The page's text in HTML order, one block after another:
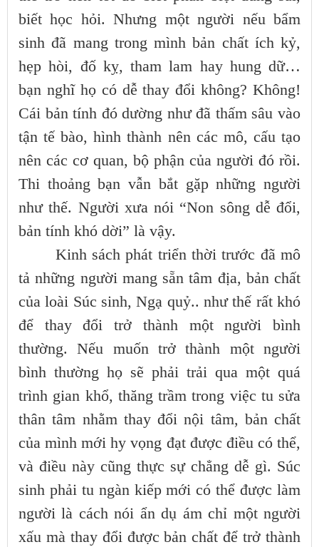
biết học hỏi. Nhưng một người nếu bẩm
sinh đã mang trong mình bản chất ích kỷ,
hẹp hòi, đố kỵ, tham lam hay hung dữ…
bạn nghĩ họ có dễ thay đổi không? Không!
Cái bản tính đó dường như đã thấm sâu vào
tận tế bào, hình thành nên các mô, cấu tạo
nên các cơ quan, bộ phận của người đó rồi.
Thi thoảng bạn vẫn bắt gặp những người
như thế. Người xưa nói “Non sông dễ đổi,
bản tính khó dời” là vậy.
Kinh sách phát triển thời trước đã mô
tả những người mang sẵn tâm địa, bản chất
của loài Súc sinh, Ngạ quỷ.. như thế rất khó
để thay đổi trở thành một người bình
thường. Nếu muốn trở thành một người
bình thường họ sẽ phải trải qua một quá
trình gian khổ, thăng trầm trong việc tu sửa
thân tâm nhằm thay đổi nội tâm, bản chất
của mình mới hy vọng đạt được điều có thể,
và điều này cũng thực sự chẳng dễ gì. Súc
sinh phải tu ngàn kiếp mới có thể được làm
người là cách nói ẩn dụ ám chỉ một người
xấu mà thay đổi được bản chất để trở thành